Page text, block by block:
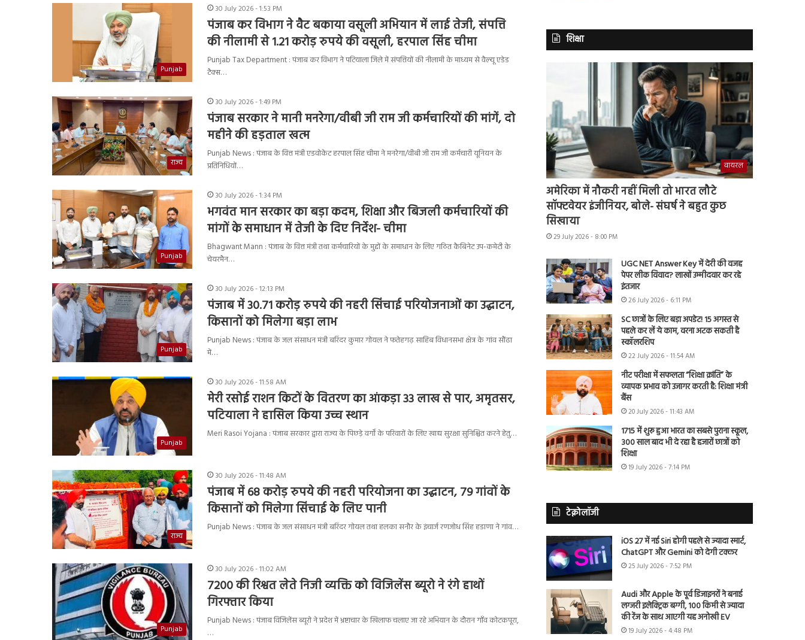
Punjab
30 July 2026 - 1:53 PM
पंजाब कर विभाग ने वैट बकाया वसूली अभियान में लाई तेजी, संपत्ति
की नीलामी से 1.21 करोड़ रुपये की वसूली, हरपाल सिंह चीमा
Punjab Tax Department : पंजाब कर विभाग ने पटियाला जिले में संपत्तियों की नीलामी के माध्यम से वैल्यू एडेड
टैक्स…
राज्य
30 July 2026 - 1:49 PM
पंजाब सरकार ने मानी मनरेगा/वीबी जी राम जी कर्मचारियों की मांगें, दो
महीने की हड़ताल खत्म
Punjab News : पंजाब के वित्त मंत्री एडवोकेट हरपाल सिंह चीमा ने मनरेगा/वीबी जी राम जी कर्मचारी यूनियन के
प्रतिनिधियों…
Punjab
30 July 2026 - 1:34 PM
भगवंत मान सरकार का बड़ा कदम, शिक्षा और बिजली कर्मचारियों की
मांगों के समाधान में तेजी के दिए निर्देश- चीमा
Bhagwant Mann : पंजाब के वित्त मंत्री तथा कर्मचारियों के मुद्दों के समाधान के लिए गठित कैबिनेट उप-कमेटी के
चेयरमैन…
Punjab
30 July 2026 - 12:13 PM
पंजाब में 30.71 करोड़ रुपये की नहरी सिंचाई परियोजनाओं का उद्घाटन,
किसानों को मिलेगा बड़ा लाभ
Punjab News : पंजाब के जल संसाधन मंत्री बरिंदर कुमार गोयल ने फतेहगढ़ साहिब विधानसभा क्षेत्र के गांव सौंढा
में…
Punjab
30 July 2026 - 11:58 AM
मेरी रसोई राशन किटों के वितरण का आंकड़ा 33 लाख से पार, अमृतसर,
पटियाला ने हासिल किया उच्च स्थान
Meri Rasoi Yojana : पंजाब सरकार द्वारा राज्य के पिछड़े वर्गों के परिवारों के लिए खाद्य सुरक्षा सुनिश्चित करने हेतु…
राज्य
30 July 2026 - 11:48 AM
पंजाब में 68 करोड़ रुपये की नहरी परियोजना का उद्घाटन, 79 गांवों के
किसानों को मिलेगा सिंचाई के लिए पानी
Punjab News : पंजाब के जल संसाधन मंत्री बरिंदर गोयल तथा हलका सनौर के इंचार्ज रणजोध सिंह हडाणा ने गांव…
Punjab
30 July 2026 - 11:02 AM
7200 की रिश्वत लेते निजी व्यक्ति को विजिलेंस ब्यूरो ने रंगे हाथों
गिरफ्तार किया
Punjab News : पंजाब विजिलेंस ब्यूरो ने प्रदेश में भ्रष्टाचार के खिलाफ चलाए जा रहे अभियान के दौरान गाँव कोटकपूरा,
…
शिक्षा
वायरल
अमेरिका में नौकरी नहीं मिली तो भारत लौटे
सॉफ्टवेयर इंजीनियर, बोले- संघर्ष ने बहुत कुछ
सिखाया
29 July 2026 - 8:00 PM
UGC NET Answer Key में देरी की वजह
पेपर लीक विवाद? लाखों उम्मीदवार कर रहे
इंतजार
26 July 2026 - 6:11 PM
SC छात्रों के लिए बड़ा अपडेट! 15 अगस्त से
पहले कर लें ये काम, वरना अटक सकती है
स्कॉलरशिप
22 July 2026 - 11:54 AM
नीट परीक्षा में सफलता “शिक्षा क्रांति” के
व्यापक प्रभाव को उजागर करती है: शिक्षा मंत्री
बैंस
20 July 2026 - 11:43 AM
1715 में शुरू हुआ भारत का सबसे पुराना स्कूल,
300 साल बाद भी दे रहा है हजारों छात्रों को
शिक्षा
19 July 2026 - 7:14 PM
टेक्नोलॉजी
iOS 27 में नई Siri होगी पहले से ज्यादा स्मार्ट,
ChatGPT और Gemini को देगी टक्कर
25 July 2026 - 7:52 PM
Audi और Apple के पूर्व डिजाइनरों ने बनाई
लग्जरी इलेक्ट्रिक बग्गी, 100 किमी से ज्यादा
की रेंज के साथ आएगी यह अनोखी EV
19 July 2026 - 4:48 PM